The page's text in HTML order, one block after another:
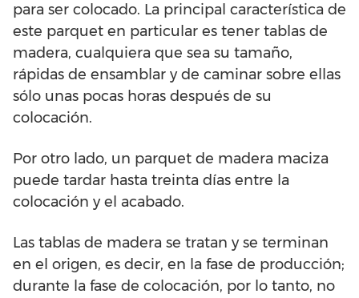
para ser colocado. La principal característica de
este parquet en particular es tener tablas de
madera, cualquiera que sea su tamaño,
rápidas de ensamblar y de caminar sobre ellas
sólo unas pocas horas después de su
colocación.
Por otro lado, un parquet de madera maciza
puede tardar hasta treinta días entre la
colocación y el acabado.
Las tablas de madera se tratan y se terminan
en el origen, es decir, en la fase de producción;
durante la fase de colocación, por lo tanto, no